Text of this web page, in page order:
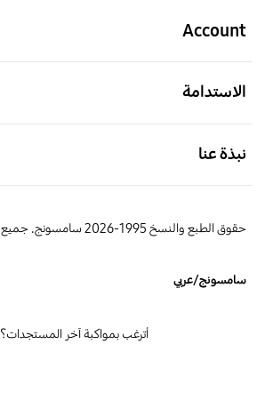
Account
الاستدامة
نبذة عنا
حقوق الطبع والنسخ 1995-2026 سامسونج. جميع الحقوق محفوظة.
سامسونج/عربي
أترغب بمواكبة آخر المستجدات؟